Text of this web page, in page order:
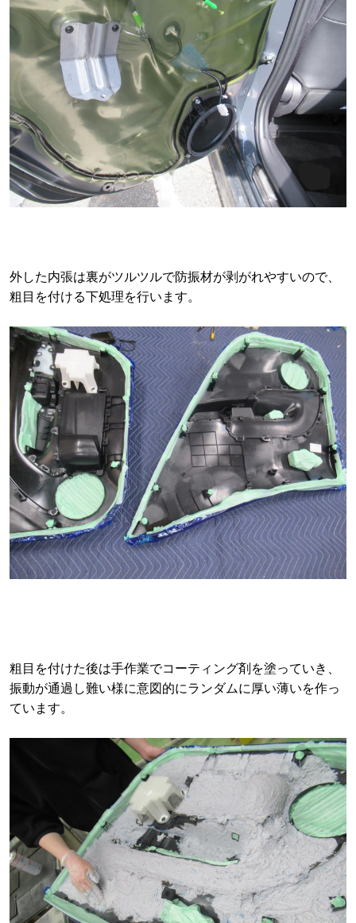
外した内張は裏がツルツルで防振材が剥がれやすいので、
粗目を付ける下処理を行います。
粗目を付けた後は手作業でコーティング剤を塗っていき、
振動が通過し難い様に意図的にランダムに厚い薄いを作っ
ています。